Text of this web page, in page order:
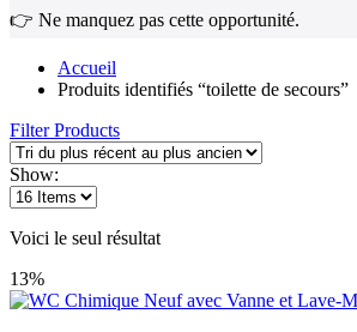
👉 Ne manquez pas cette opportunité.
Accueil
Produits identifiés “toilette de secours”
Filter Products
Show:
Voici le seul résultat
13%